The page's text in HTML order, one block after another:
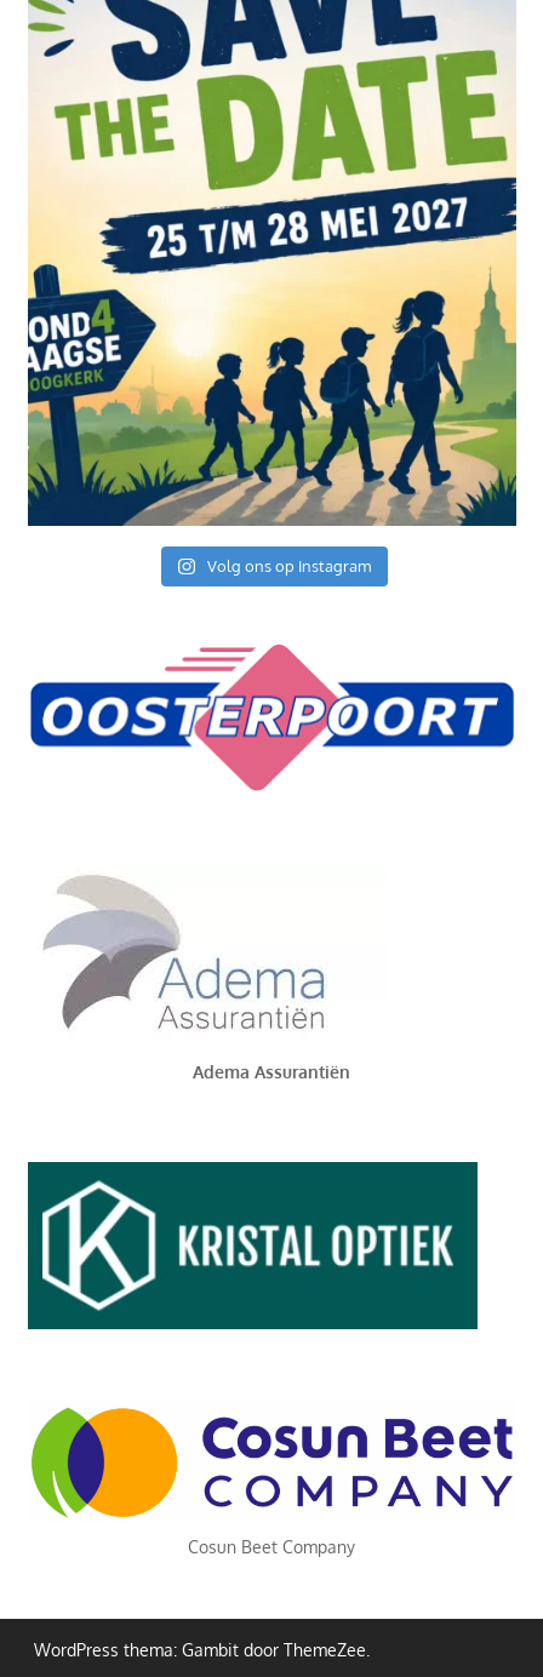
Volg ons op Instagram
Adema Assurantiën
Cosun Beet Company
WordPress thema: Gambit door ThemeZee.